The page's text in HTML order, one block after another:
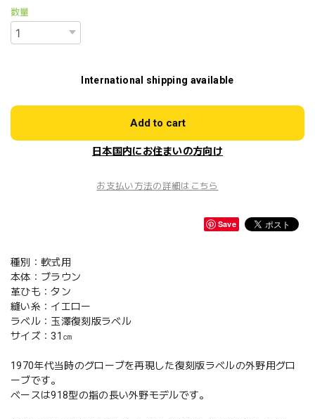
数量
International shipping available
Add to cart
日本国内にお住まいの方向け
お支払い方法の詳細はこちら
Save
種別：軟式用
本体：ブラウン
革ひも：タン
縫い糸：イエロー
ラベル：玉澤復刻版ラベル
サイズ：31㎝
1970年代当時のグローブを再現した復刻版ラベルの外野用グロ
ーブです。
ベースは918型の指の長い外野モデルです。